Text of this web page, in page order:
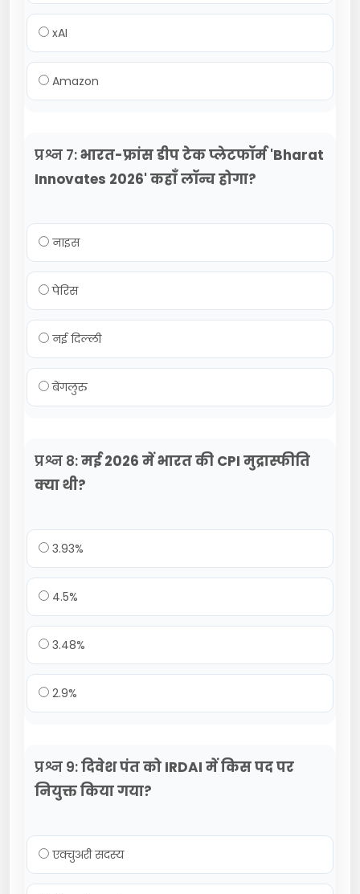
xAI
Amazon
प्रश्न 7:भारत-फ्रांस डीप टेक प्लेटफॉर्म 'Bharat
Innovates 2026' कहाँ लॉन्च होगा?
नाइस
पेरिस
नई दिल्ली
बेंगलुरु
प्रश्न 8:मई 2026 में भारत की CPI मुद्रास्फीति
क्या थी?
3.93%
4.5%
3.48%
2.9%
प्रश्न 9:दिवेश पंत को IRDAI में किस पद पर
नियुक्त किया गया?
एक्चुअरी सदस्य